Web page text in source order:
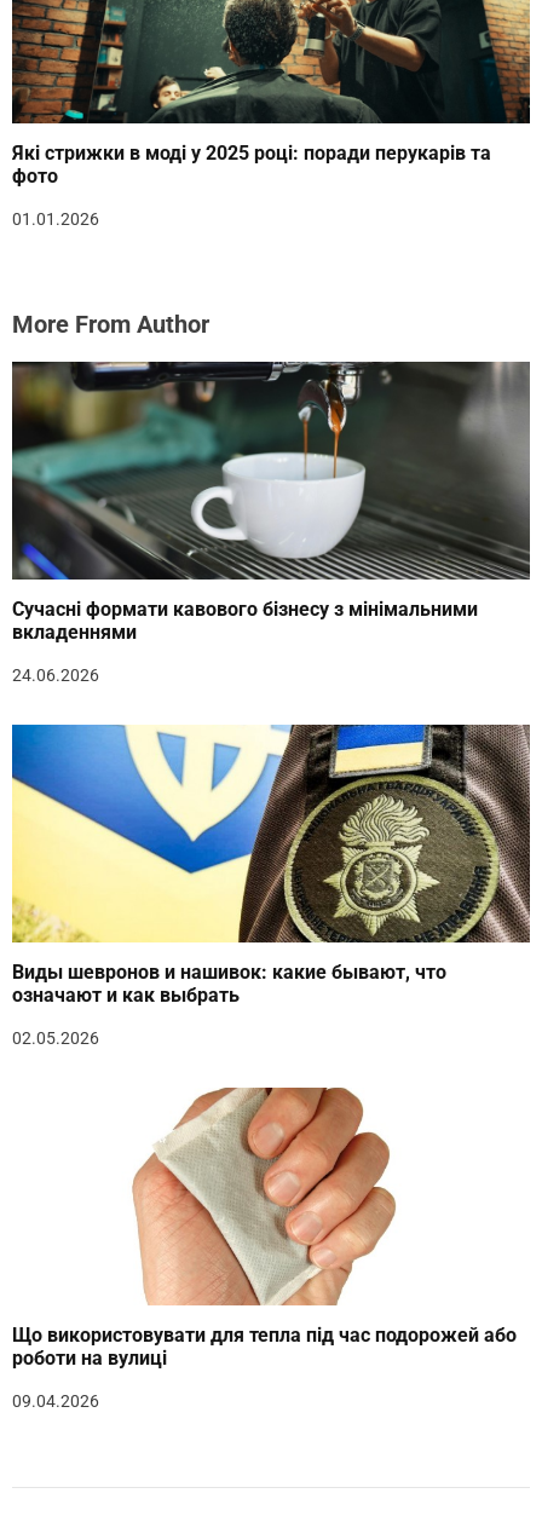
Які стрижки в моді у 2025 році: поради перукарів та
фото
01.01.2026
More From Author
Сучасні формати кавового бізнесу з мінімальними
вкладеннями
24.06.2026
Виды шевронов и нашивок: какие бывают, что
означают и как выбрать
02.05.2026
Що використовувати для тепла під час подорожей або
роботи на вулиці
09.04.2026